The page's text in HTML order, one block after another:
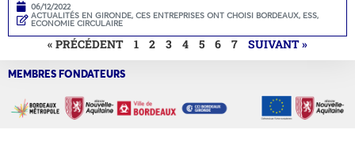
06/12/2022
ACTUALITÉS EN GIRONDE, CES ENTREPRISES ONT CHOISI BORDEAUX, ESS,
ECONOMIE CIRCULAIRE
« PRÉCÉDENT 1 2 3 4 5 6 7 SUIVANT »
MEMBRES FONDATEURS